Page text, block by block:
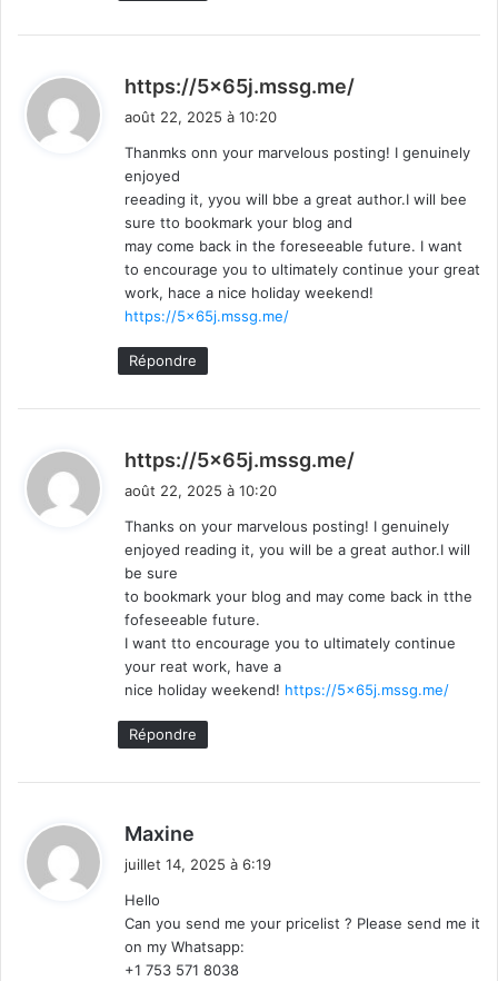
https://5x65j.mssg.me/
août 22, 2025 à 10:20
Thanmks onn your marvelous posting! I genuinely
enjoyed
reeading it, yyou will bbe a great author.I will bee
sure tto bookmark your blog and
may come back in the foreseeable future. I want
to encourage you to ultimately continue your great
work, hace a nice holiday weekend!
https://5x65j.mssg.me/
Répondre
https://5x65j.mssg.me/
:
août 22, 2025 à 10:20
Thanks on your marvelous posting! I genuinely
enjoyed reading it, you will be a great author.I will
be sure
to bookmark your blog and may come back in tthe
fofeseeable future.
I want tto encourage you to ultimately continue
your reat work, have a
nice holiday weekend! https://5x65j.mssg.me/
Répondre
Maxine
:
juillet 14, 2025 à 6:19
Hello
Can you send me your pricelist ? Please send me it
on my Whatsapp:
+1 753 571 8038